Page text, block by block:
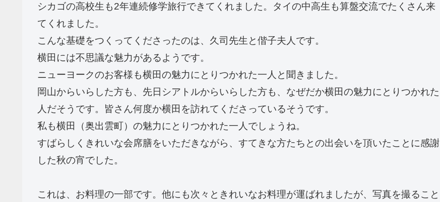
シカゴの高校生も2年連続修学旅行できてくれました。タイの中高生も算盤交流でたくさん来
てくれました。
こんな基礎をつくってくださったのは、久司先生と偕子夫人です。
横田には不思議な魅力があるようです。
ニューヨークのお客様も横田の魅力にとりつかれた一人と聞きました。
岡山からいらした方も、先日シアトルからいらした方も、なぜだか横田の魅力にとりつかれた
人だそうです。皆さん何度か横田を訪れてくださっているそうです。
私も横田（奥出雲町）の魅力にとりつかれた一人でしょうね。
すばらしくきれいな会席膳をいただきながら、すてきな方たちとの出会いを頂いたことに感謝
した秋の宵でした。
これは、お料理の一部です。他にも次々ときれいなお料理が運ばれましたが、写真を撮ること